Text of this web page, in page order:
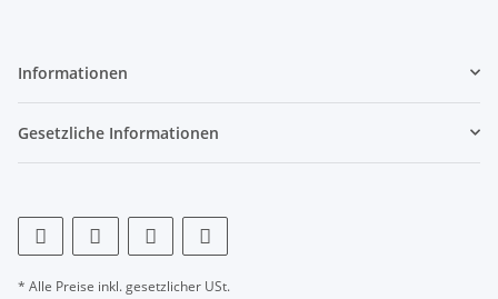
Informationen
Gesetzliche Informationen
* Alle Preise inkl. gesetzlicher USt.